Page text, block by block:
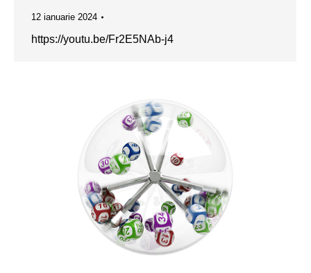
12 ianuarie 2024
https://youtu.be/Fr2E5NAb-j4